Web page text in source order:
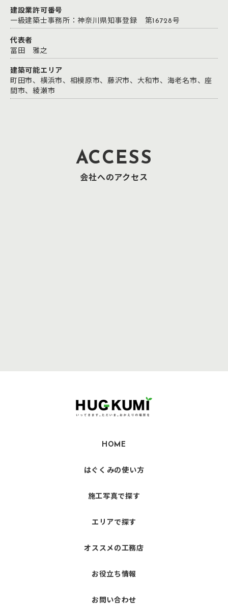
建設業許可番号
一級建築士事務所：神奈川県知事登録 第16728号
代表者
冨田 雅之
建築可能エリア
町田市、横浜市、相模原市、藤沢市、大和市、海老名市、座
間市、綾瀬市
ACCESS
会社へのアクセス
HOME
はぐくみの使い方
施工写真で探す
エリアで探す
オススメの工務店
お役立ち情報
お問い合わせ